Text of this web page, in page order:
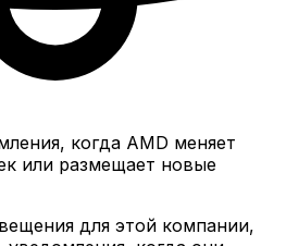
когда AMD меняет
или размещает новые
для этой компании,